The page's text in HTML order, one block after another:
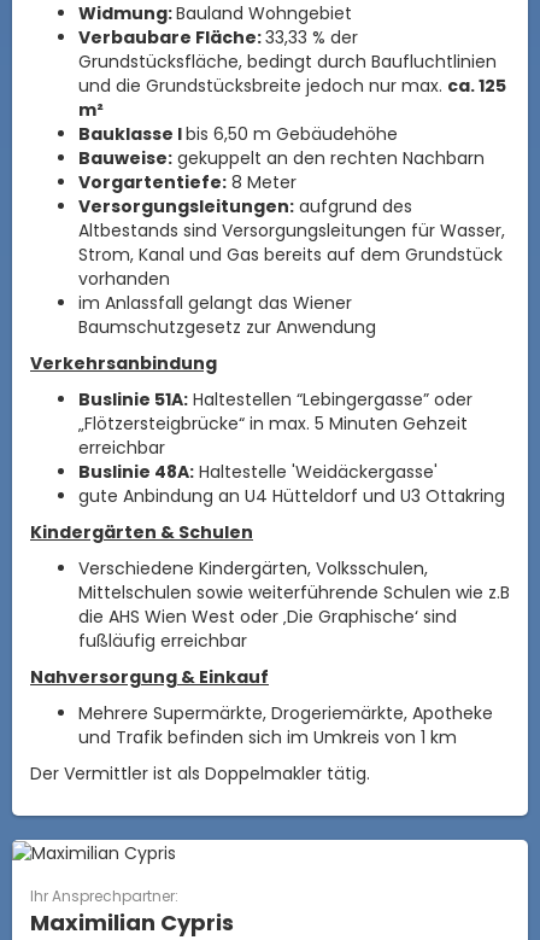
Widmung:Bauland Wohngebiet
Verbaubare Fläche:33,33 % der
Grundstücksfläche, bedingt durch Baufluchtlinien
und die Grundstücksbreite jedoch nur max. ca. 125
m²
Bauklasse Ibis 6,50 m Gebäudehöhe
Bauweise: gekuppelt an den rechten Nachbarn
Vorgartentiefe: 8 Meter
Versorgungsleitungen: aufgrund des
Altbestands sind Versorgungsleitungen für Wasser,
Strom, Kanal und Gas bereits auf dem Grundstück
vorhanden
im Anlassfall gelangt das Wiener
Baumschutzgesetz zur Anwendung
Verkehrsanbindung
Buslinie 51A: Haltestellen “Lebingergasse” oder
„Flötzersteigbrücke“ in max. 5 Minuten Gehzeit
erreichbar
Buslinie 48A: Haltestelle 'Weidäckergasse'
gute Anbindung an U4 Hütteldorf und U3 Ottakring
Kindergärten & Schulen
Verschiedene Kindergärten, Volksschulen,
Mittelschulen sowie weiterführende Schulen wie z.B
die AHS Wien West oder ‚Die Graphische‘ sind
fußläufig erreichbar
Nahversorgung & Einkauf
Mehrere Supermärkte, Drogeriemärkte, Apotheke
und Trafik befinden sich im Umkreis von 1 km
Der Vermittler ist als Doppelmakler tätig.
Ihr Ansprechpartner:
Maximilian Cypris